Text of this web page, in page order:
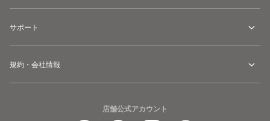
サポート
規約・会社情報
店舗公式アカウント